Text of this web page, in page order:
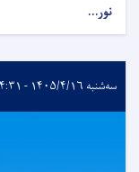
نور...
سه‌شنبه ۱۴۰۵/۴/۱۶ - ۱۴:۳۱